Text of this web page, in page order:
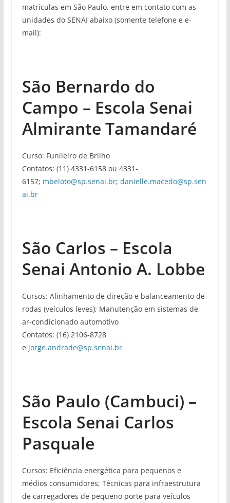
matrículas em São Paulo, entre em contato com as
unidades do SENAI abaixo (somente telefone e e-
mail):
São Bernardo do
Campo – Escola Senai
Almirante Tamandaré
Curso: Funileiro de Brilho
Contatos: (11) 4331-6158 ou 4331-
6157; mbeloto@sp.senai.br; danielle.macedo@sp.sen
ai.br
São Carlos – Escola
Senai Antonio A. Lobbe
Cursos: Alinhamento de direção e balanceamento de
rodas (veículos leves); Manutenção em sistemas de
ar-condicionado automotivo
Contatos: (16) 2106-8728
e jorge.andrade@sp.senai.br
São Paulo (Cambuci) –
Escola Senai Carlos
Pasquale
Cursos: Eficiência energética para pequenos e
médios consumidores; Técnicas para infraestrutura
de carregadores de pequeno porte para veículos